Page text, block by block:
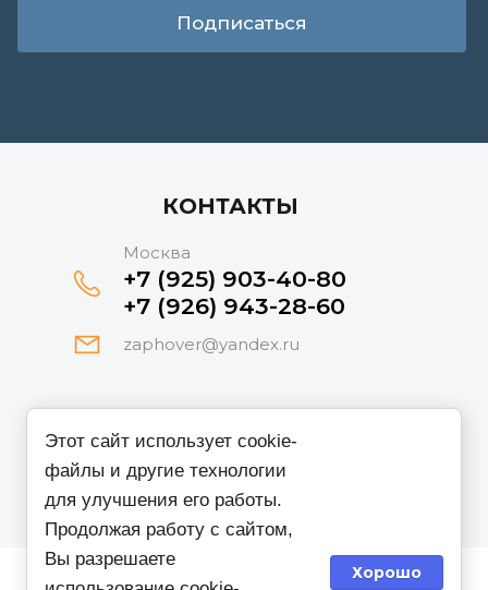
Подписаться
КОНТАКТЫ
Москва
+7 (925) 903-40-80
+7 (926) 943-28-60
zaphover@yandex.ru
Принимаем к оплате
Этот сайт использует cookie-
файлы и другие технологии
для улучшения его работы.
Продолжая работу с сайтом,
Вы разрешаете
Хорошо